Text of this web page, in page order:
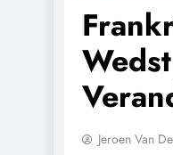
Jeroen Van